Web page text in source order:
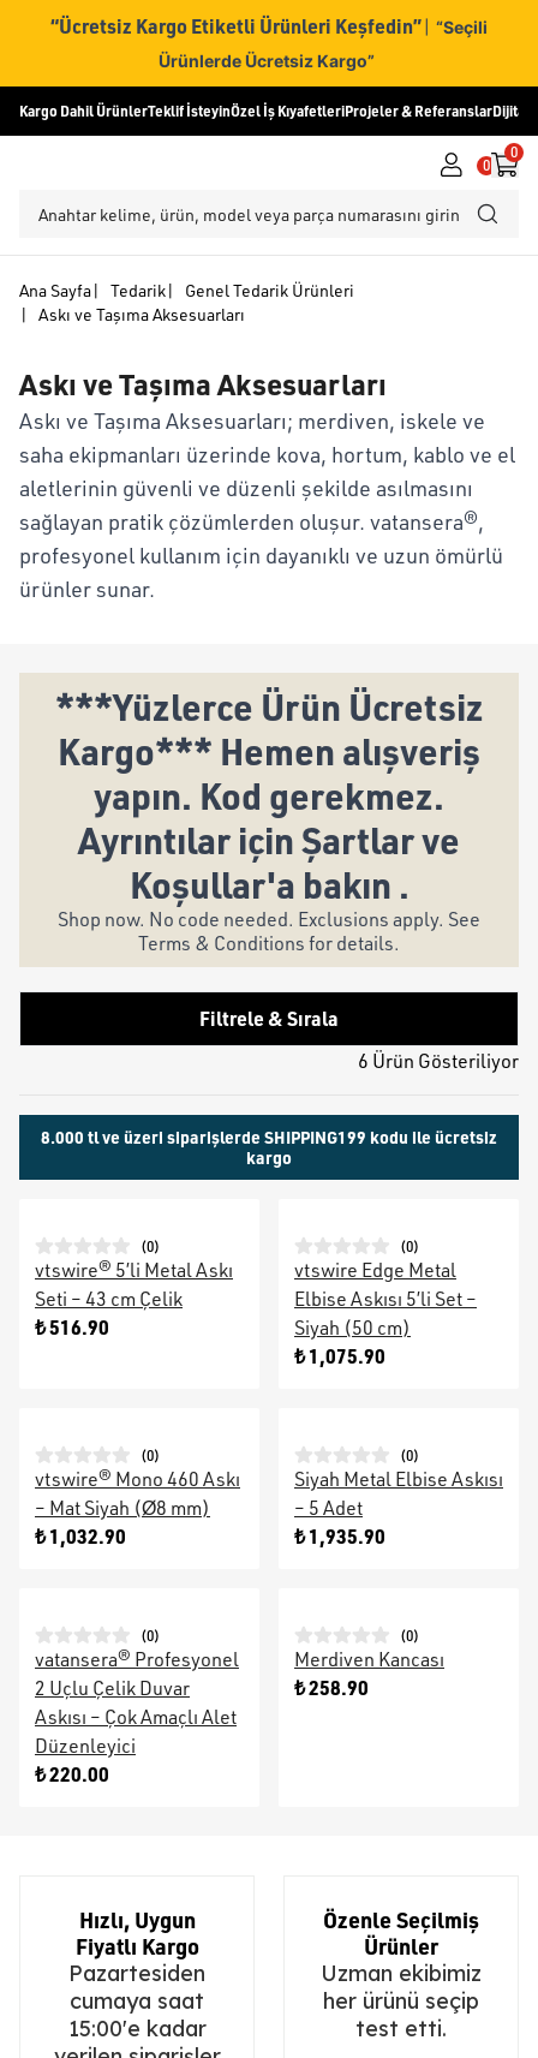
“Ücretsiz Kargo Etiketli Ürünleri Keşfedin” | “Seçili
Ürünlerde Ücretsiz Kargo”
Kargo Dahil ÜrünlerTeklif İsteyinÖzel İş KıyafetleriProjeler & ReferanslarDijital
0
0
Ana Sayfa| Tedarik|
Genel Tedarik Ürünleri
|
Askı ve Taşıma Aksesuarları
Askı ve Taşıma Aksesuarları
Askı ve Taşıma Aksesuarları; merdiven, iskele ve
saha ekipmanları üzerinde kova, hortum, kablo ve el
aletlerinin güvenli ve düzenli şekilde asılmasını
sağlayan pratik çözümlerden oluşur. vatansera®,
profesyonel kullanım için dayanıklı ve uzun ömürlü
ürünler sunar.
***Yüzlerce Ürün Ücretsiz
Kargo*** Hemen alışveriş
yapın. Kod gerekmez.
Ayrıntılar için Şartlar ve
Koşullar'a bakın .
Shop now. No code needed. Exclusions apply. See
Terms & Conditions for details.
Filtrele & Sırala
6 Ürün Gösteriliyor
8.000 tl ve üzeri siparişlerde SHIPPING199 kodu ile ücretsiz
kargo
(0)
vtswire® 5’li Metal Askı
Seti – 43 cm Çelik
₺ 516.90
(0)
vtswire Edge Metal
Elbise Askısı 5’li Set –
Siyah (50 cm)
₺ 1,075.90
(0)
vtswire® Mono 460 Askı
– Mat Siyah (Ø8 mm)
₺ 1,032.90
(0)
Siyah Metal Elbise Askısı
– 5 Adet
₺ 1,935.90
(0)
vatansera® Profesyonel
2 Uçlu Çelik Duvar
Askısı – Çok Amaçlı Alet
Düzenleyici
₺ 220.00
(0)
Merdiven Kancası
₺ 258.90
Hızlı, Uygun
Fiyatlı Kargo
Pazartesiden
cumaya saat
15:00'e kadar
Özenle Seçilmiş
Ürünler
Uzman ekibimiz
her ürünü seçip
test etti.